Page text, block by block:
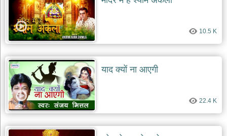
10.5 K
याद क्यों ना आएगी
22.4 K